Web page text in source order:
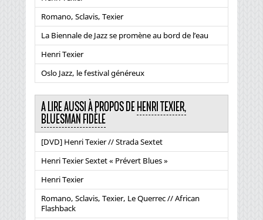
Romano, Sclavis, Texier
La Biennale de Jazz se promène au bord de l’eau
Henri Texier
Oslo Jazz, le festival généreux
A LIRE AUSSI À PROPOS DE HENRI TEXIER,
BLUESMAN FIDÈLE
[DVD] Henri Texier // Strada Sextet
Henri Texier Sextet « Prévert Blues »
Henri Texier
Romano, Sclavis, Texier, Le Querrec // African
Flashback